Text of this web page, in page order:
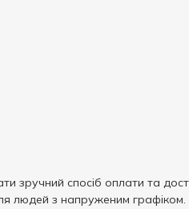
спосіб оплати та
людей з напруженим графіком.